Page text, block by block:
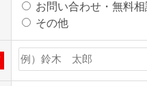
お問い合わせ・無料相
その他